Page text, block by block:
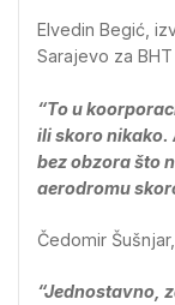
Elvedin Begić,
Sarajevo za
“To u
ili skoro nikako.
bez obzora što
aerodromu
Čedomir
“Jednostavno,